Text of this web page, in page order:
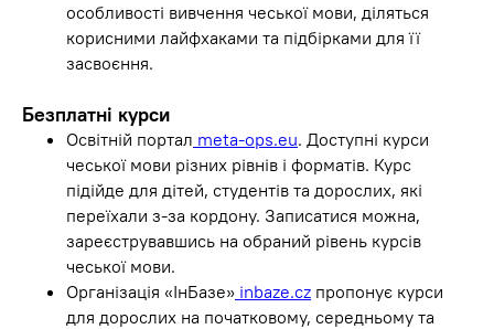
особливості вивчення чеської мови, діляться
корисними лайфхаками та підбірками для її
засвоєння.
Безплатні курси
Освітній портал meta-ops.eu. Доступні курси
чеської мови різних рівнів і форматів. Курс
підійде для дітей, студентів та дорослих, які
переїхали з-за кордону. Записатися можна,
зареєструвавшись на обраний рівень курсів
чеської мови.
Організація «ІнБазе» inbaze.cz пропонує курси
для дорослих на початковому, середньому та